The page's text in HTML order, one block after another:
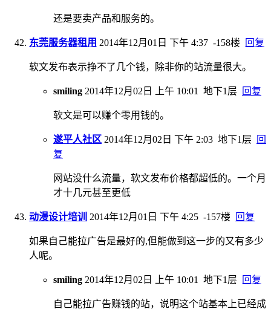
还是要卖产品和服务的。
东莞服务器租用 2014年12月01日 下午 4:37 -158楼 回复
软文发布表示挣不了几个钱，除非你的站流量很大。
smiling 2014年12月02日 上午 10:01 地下1层 回复
软文是可以赚个零用钱的。
遂平人社区 2014年12月02日 下午 2:03 地下1层
回
复
网站没什么流量，软文发布价格都超低的。一个月
才十几元甚至更低
动漫设计培训 2014年12月01日 下午 4:25 -157楼 回复
如果自己能拉广告是最好的,但能做到这一步的又有多少
人呢。
smiling 2014年12月02日 上午 10:01 地下1层 回复
自己能拉广告赚钱的站，说明这个站基本上已经成